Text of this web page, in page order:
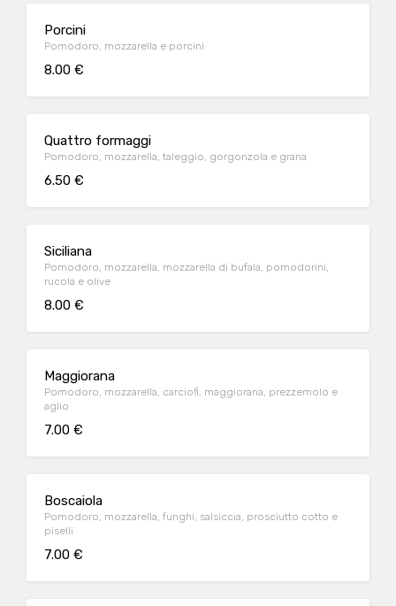
Porcini
Pomodoro, mozzarella e porcini
8.00 €
Quattro formaggi
Pomodoro, mozzarella, taleggio, gorgonzola e grana
6.50 €
Siciliana
Pomodoro, mozzarella, mozzarella di bufala, pomodorini,
rucola e olive
8.00 €
Maggiorana
Pomodoro, mozzarella, carciofi, maggiorana, prezzemolo e
aglio
7.00 €
Boscaiola
Pomodoro, mozzarella, funghi, salsiccia, prosciutto cotto e
piselli
7.00 €